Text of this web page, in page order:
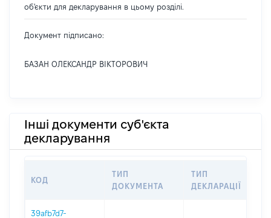
об'єкти для декларування в цьому розділі.
Документ підписано:
БАЗАН ОЛЕКСАНДР ВІКТОРОВИЧ
Інші документи суб'єкта
декларування
КОД
ТИП
ДОКУМЕНТА
ТИП
ДЕКЛАРАЦІЇ
39afb7d7-